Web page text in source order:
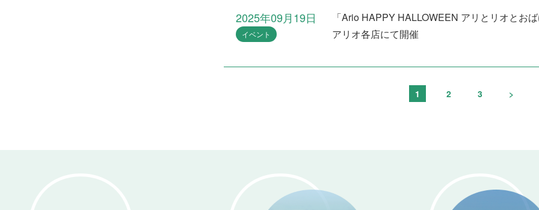
2025年09月19日
イベント
「Ario HAPPY HALLOWEEN アリとリオと
アリオ各店にて開催
1 2 3 >